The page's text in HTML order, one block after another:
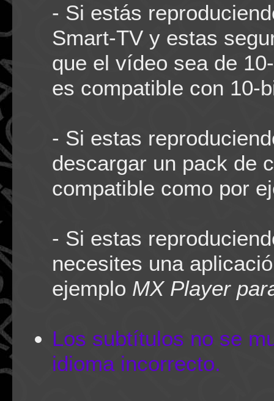
- Si estás
Smart-TV y estas
que el vídeo sea de
es compatible con 10-
- Si estas
descargar un pack de
compatible como por
- Si estas
necesites una
ejemplo MX Player
Los subtítulos no se
idioma incorrecto.